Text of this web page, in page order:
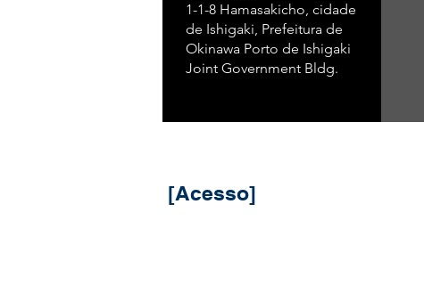
1-1-8 Hamasakicho, cidade
de Ishigaki, Prefeitura de
Okinawa Porto de Ishigaki
Joint Government Bldg.
​ [Acesso]